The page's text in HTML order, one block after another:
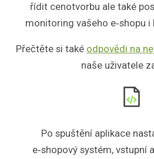
řídit cenotvorbu ale také
monitoring vašeho e‑shopu i
Přečtěte si také odpovědi na
naše uživatele
Po spuštění aplikace
e‑shopový systém, vstupní